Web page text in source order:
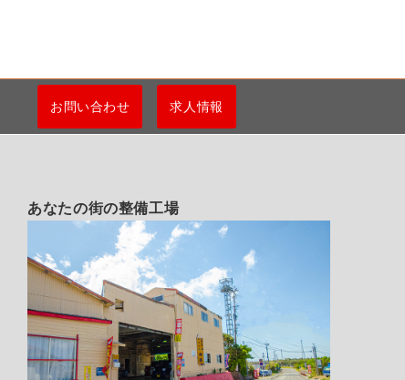
お問い合わせ 求人情報
あなたの街の整備工場